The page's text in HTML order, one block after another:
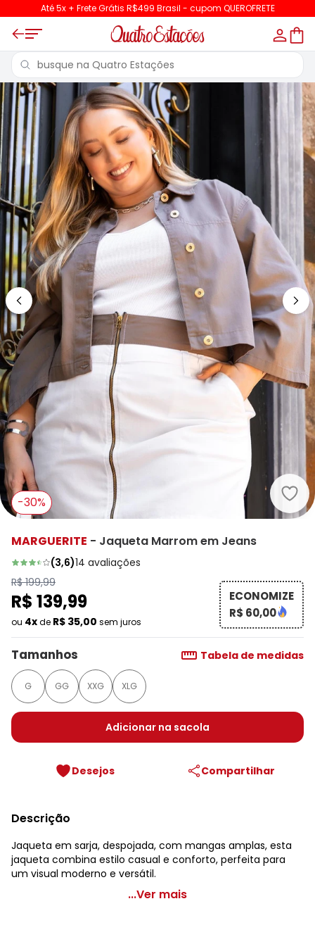
Até 5x + Frete Grátis R$499 Brasil - cupom QUEROFRETE
-30%
MARGUERITE - Jaqueta Marrom em Jeans
(3,6)14 avaliações
R$ 199,99
R$ 139,99
ou 4xde R$ 35,00 sem juros
ECONOMIZE
R$ 60,00
Tamanhos Tabela de medidas
G GG XXG XLG
Adicionar na sacola
Desejos Compartilhar
Descrição
Jaqueta em sarja, despojada, com mangas amplas, esta
jaqueta combina estilo casual e conforto, perfeita para
um visual moderno e versátil.
Marguerite - Jaqueta Marrom em Jeans
...Ver mais